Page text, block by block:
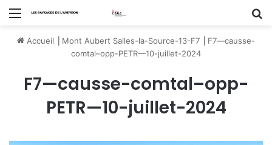
Menu
Accueil Mont Aubert Salles-la-Source-13-F7
F7—causse-
comtal–opp-PETR—10-juillet-2024
F7—causse-comtal–opp-
PETR—10-juillet-2024